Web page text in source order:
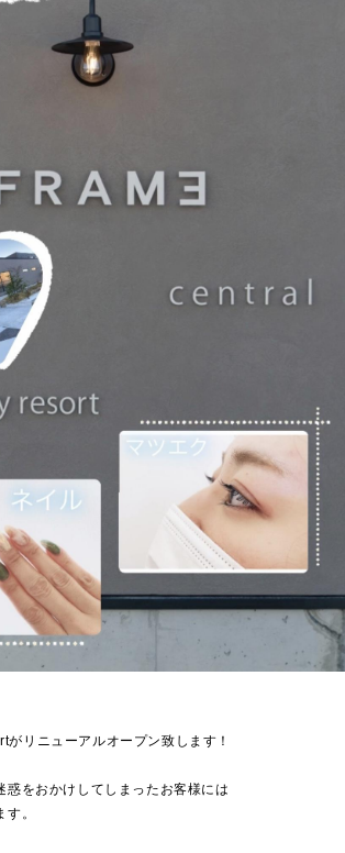
リニューアルオープン致します！
惑をおかけしてしまったお客様には
。